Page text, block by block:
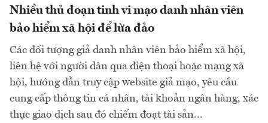
Nhiều thủ đoạn tinh vi mạo danh nhân viên
bảo hiểm xã hội để lừa đảo
Các đối tượng giả danh nhân viên bảo hiểm xã hội,
liên hệ với người dân qua điện thoại hoặc mạng xã
hội, hướng dẫn truy cập website giả mạo, yêu cầu
cung cấp thông tin cá nhân, tài khoản ngân hàng, xác
thực giao dịch sau đó chiếm đoạt tài sản...